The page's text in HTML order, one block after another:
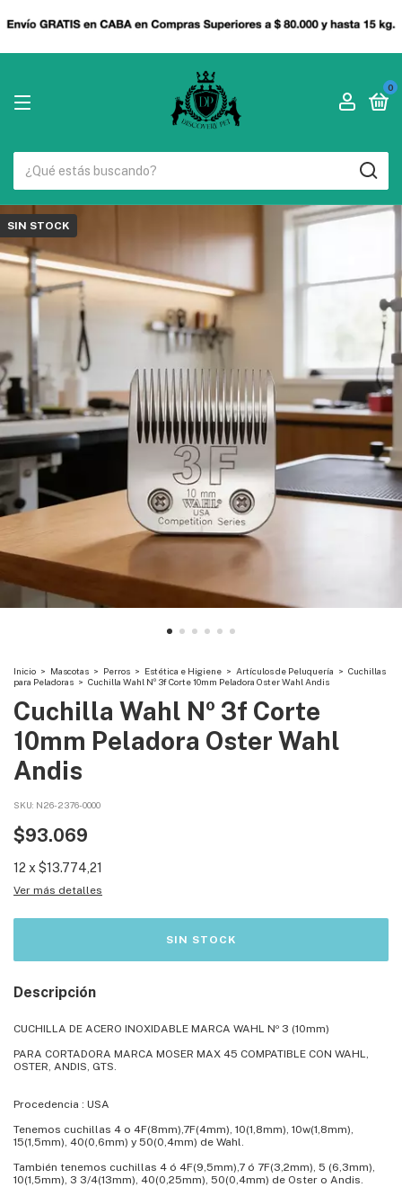
0
SIN STOCK
Inicio > Mascotas > Perros > Estética e Higiene > Artículos de Peluquería > Cuchillas
para Peladoras > Cuchilla Wahl Nº 3f Corte 10mm Peladora Oster Wahl Andis
Cuchilla Wahl Nº 3f Corte
10mm Peladora Oster Wahl
Andis
SKU: N26-2376-0000
$93.069
12 x $13.774,21
Ver más detalles
Descripción
CUCHILLA DE ACERO INOXIDABLE MARCA WAHL Nº 3 (10mm)
PARA CORTADORA MARCA MOSER MAX 45 COMPATIBLE CON WAHL,
OSTER, ANDIS, GTS.
Procedencia : USA
Tenemos cuchillas 4 o 4F(8mm),7F(4mm), 10(1,8mm), 10w(1,8mm),
15(1,5mm), 40(0,6mm) y 50(0,4mm) de Wahl.
También tenemos cuchillas 4 ó 4F(9,5mm),7 ó 7F(3,2mm), 5 (6,3mm),
10(1,5mm), 3 3/4(13mm), 40(0,25mm), 50(0,4mm) de Oster o Andis.